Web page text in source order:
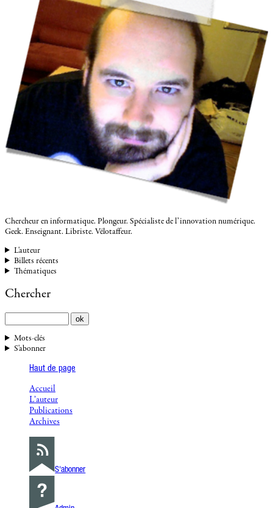
Chercheur en informatique. Plongeur. Spécialiste de l’innovation numérique.
Geek. Enseignant. Libriste. Vélotaffeur.
L'auteur
Billets récents
Thématiques
Chercher
Mots-clés
S'abonner
Haut de page
Accueil
L’auteur
Publications
Archives
S'abonner